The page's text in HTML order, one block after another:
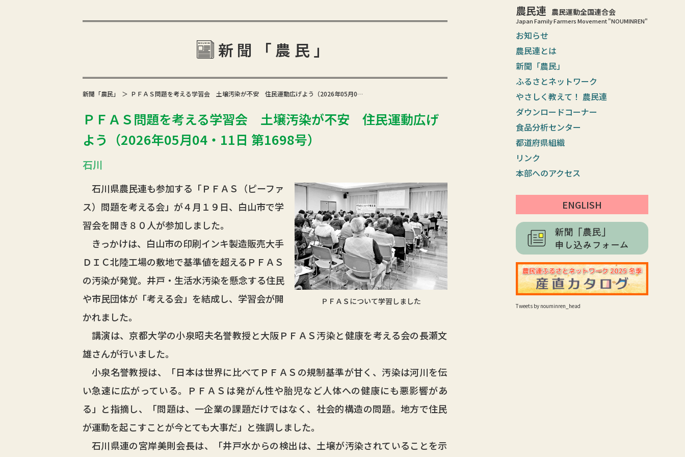
農民連 農民運動全国連合会
Japan Family Farmers Movement "NOUMINREN"
お知らせ
農民連とは
新聞「農民」
ふるさとネットワーク
やさしく教えて！ 農民連
ダウンロードコーナー
食品分析センター
都道府県組織
リンク
本部へのアクセス
ENGLISH
Tweets by nouminren_head
新聞「農民」
新聞「農民」 ＰＦＡＳ問題を考える学習会 土壌汚染が不安 住民運動広げよう（2026年05月0…
ＰＦＡＳ問題を考える学習会 土壌汚染が不安 住民運動広げ
よう（2026年05月04・11日 第1698号）
石川
ＰＦＡＳについて学習しました
石川県農民連も参加する「ＰＦＡＳ（ピーファ
ス）問題を考える会」が４月１９日、白山市で学
習会を開き８０人が参加しました。
きっかけは、白山市の印刷インキ製造販売大手
ＤＩＣ北陸工場の敷地で基準値を超えるＰＦＡＳ
の汚染が発覚。井戸・生活水汚染を懸念する住民
や市民団体が「考える会」を結成し、学習会が開
かれました。
講演は、京都大学の小泉昭夫名誉教授と大阪ＰＦＡＳ汚染と健康を考える会の長瀬文
雄さんが行いました。
小泉名誉教授は、「日本は世界に比べてＰＦＡＳの規制基準が甘く、汚染は河川を伝
い急速に広がっている。ＰＦＡＳは発がん性や胎児など人体への健康にも悪影響があ
る」と指摘し、「問題は、一企業の課題だけではなく、社会的構造の問題。地方で住民
が運動を起こすことが今とても大事だ」と強調しました。
石川県連の宮岸美則会長は、「井戸水からの検出は、土壌が汚染されていることを示